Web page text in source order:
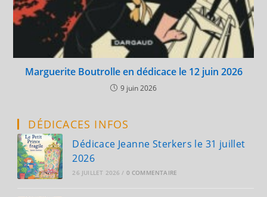
Marguerite Boutrolle en dédicace le 12 juin 2026
9 juin 2026
DÉDICACES INFOS
Dédicace Jeanne Sterkers le 31 juillet
2026
26 JUILLET 2026 / 0 COMMENTAIRE